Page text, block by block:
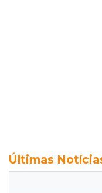
Últimas